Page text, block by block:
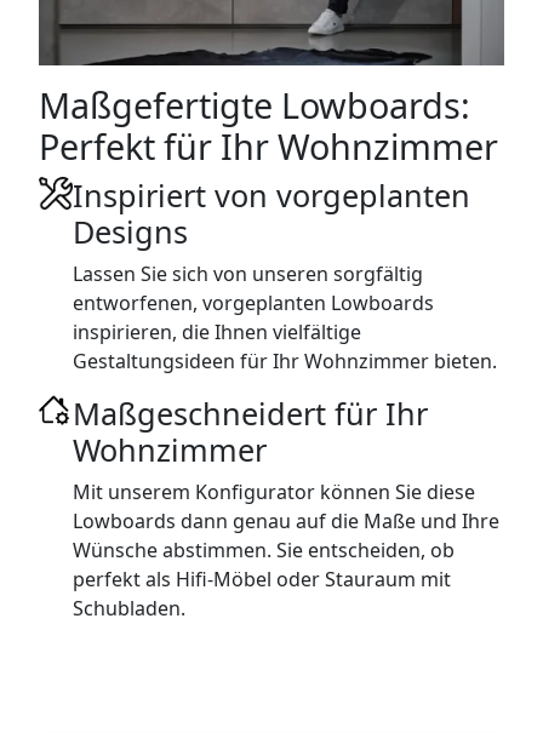
Maßgefertigte Lowboards:
Perfekt für Ihr Wohnzimmer
Inspiriert von vorgeplanten
Designs
Lassen Sie sich von unseren sorgfältig
entworfenen, vorgeplanten Lowboards
inspirieren, die Ihnen vielfältige
Gestaltungsideen für Ihr Wohnzimmer bieten.
Maßgeschneidert für Ihr
Wohnzimmer
Mit unserem Konfigurator können Sie diese
Lowboards dann genau auf die Maße und Ihre
Wünsche abstimmen. Sie entscheiden, ob
perfekt als Hifi-Möbel oder Stauraum mit
Schubladen.
LOWBOARDS
TV-MÖBEL
FLURMÖBEL
VITRINEN
ECKLÖSUNGEN
APOTHEKERSCHRANK
WANDBOARDS
EINZELTEILE